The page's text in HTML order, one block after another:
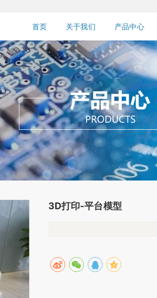
首页 关于我们 产品中心
3D打印-平台模型